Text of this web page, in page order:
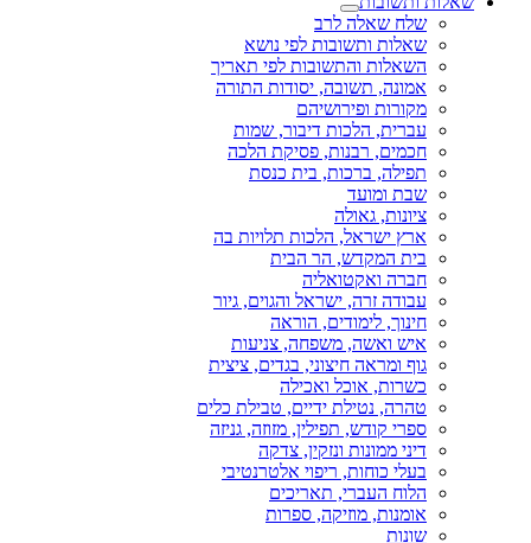
שלח שאלה לרב
שאלות ותשובות לפי נושא
השאלות והתשובות לפי תאריך
אמונה, תשובה, יסודות התורה
מקורות ופירושיהם
עברית, הלכות דיבור, שמות
חכמים, רבנות, פסיקת הלכה
תפילה, ברכות, בית כנסת
שבת ומועד
ציונות, גאולה
ארץ ישראל, הלכות תלויות בה
בית המקדש, הר הבית
חברה ואקטואליה
עבודה זרה, ישראל והגוים, גיור
חינוך, לימודים, הוראה
איש ואשה, משפחה, צניעות
גוף ומראה חיצוני, בגדים, ציצית
כשרות, אוכל ואכילה
טהרה, נטילת ידיים, טבילת כלים
ספרי קודש, תפילין, מזוזה, גניזה
דיני ממונות ונזקין, צדקה
בעלי כוחות, ריפוי אלטרנטיבי
הלוח העברי, תאריכים
אומנות, מוזיקה, ספרות
שונות